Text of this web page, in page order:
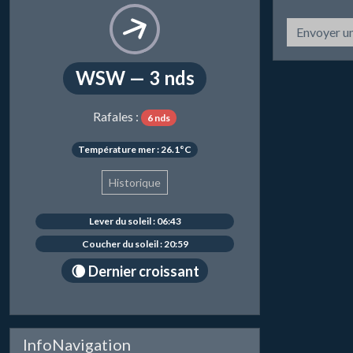
WSW — 3 nds
Rafales : 6 nds
Température mer : 26.1°C
Historique
Lever du soleil : 06:43
Coucher du soleil : 20:59
🌘 Dernier croissant
InfoNavigation
Envoyer